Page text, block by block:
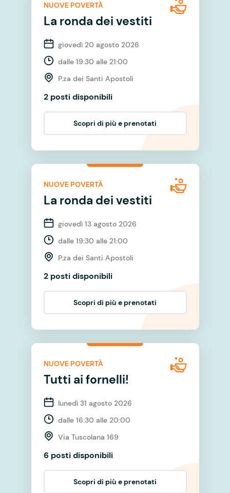
NUOVE POVERTÀ
La ronda dei vestiti
giovedì 20 agosto 2026
dalle 19:30 alle 21:00
P.za dei Santi Apostoli
2 posti disponibili
Scopri di più e prenotati
NUOVE POVERTÀ
La ronda dei vestiti
giovedì 13 agosto 2026
dalle 19:30 alle 21:00
P.za dei Santi Apostoli
2 posti disponibili
Scopri di più e prenotati
NUOVE POVERTÀ
Tutti ai fornelli!
lunedì 31 agosto 2026
dalle 16:30 alle 20:00
Via Tuscolana 169
6 posti disponibili
Scopri di più e prenotati